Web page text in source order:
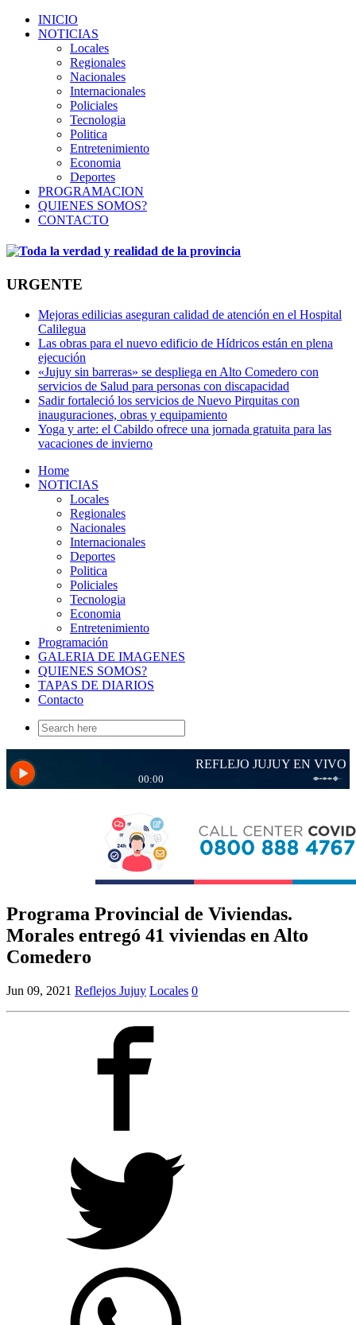
INICIO
NOTICIAS
Locales
Regionales
Nacionales
Internacionales
Policiales
Tecnologia
Politica
Entretenimiento
Economia
Deportes
PROGRAMACION
QUIENES SOMOS?
CONTACTO
URGENTE
Mejoras edilicias aseguran calidad de atención en el Hospital
Calilegua
Las obras para el nuevo edificio de Hídricos están en plena
ejecución
«Jujuy sin barreras» se despliega en Alto Comedero con
servicios de Salud para personas con discapacidad
Sadir fortaleció los servicios de Nuevo Pirquitas con
inauguraciones, obras y equipamiento
Yoga y arte: el Cabildo ofrece una jornada gratuita para las
vacaciones de invierno
Home
NOTICIAS
Locales
Regionales
Nacionales
Internacionales
Deportes
Politica
Policiales
Tecnologia
Economia
Entretenimiento
Programación
GALERIA DE IMAGENES
QUIENES SOMOS?
TAPAS DE DIARIOS
Contacto
Search
for:
Programa Provincial de Viviendas.
Morales entregó 41 viviendas en Alto
Comedero
Jun 09, 2021 Reflejos Jujuy Locales 0